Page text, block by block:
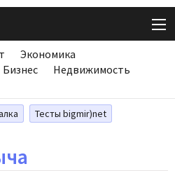
Экономика
Бизнес
Недвижимость
Тесты bigmir)net